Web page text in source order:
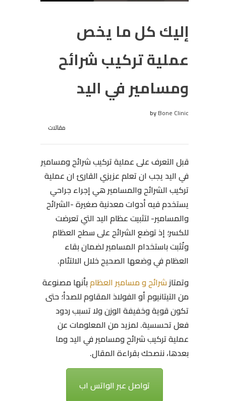
إليك كل ما يخص
عملية تركيب شرائح
ومسامير في اليد
byBone Clinic
مقالات
قبل التعرف علىعملية تركيب شرائح ومسامير
في اليد يجب ان تعلم عزيزي القارئ انعملية
تركيب الشرائح والمسامير هي إجراء جراحي
يستخدم فيه أدوات معدنية صغيرة -الشرائح
والمسامير- لتثبيت عظام اليد التي تعرضت
للكسر؛ إذ توضع الشرائح على سطح العظام
وتُثبت باستخدام المسامير لضمان بقاء
العظام في وضعها الصحيح خلال الالتئام.
وتمتازشرائح و مسامير العظامبأنها مصنوعة
من التيتانيوم أو الفولاذ المقاوم للصدأ؛ حتى
تكون قوية وخفيفة الوزن ولا تسبب ردود
فعل تحسسية. لمزيد من المعلومات عن
عملية تركيب شرائح ومسامير في اليد وما
بعدها، ننصحك بقراءة المقال.
تواصل عبر الواتس اب